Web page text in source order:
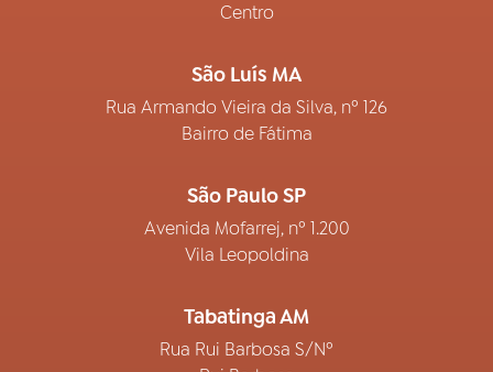
Centro
São Luís MA
Rua Armando Vieira da Silva, nº 126
Bairro de Fátima
São Paulo SP
Avenida Mofarrej, nº 1.200
Vila Leopoldina
Tabatinga AM
Rua Rui Barbosa S/Nº